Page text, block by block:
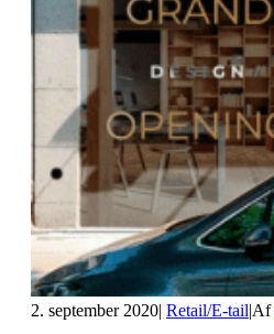
2. september 2020| Retail/E-tail|Af